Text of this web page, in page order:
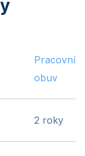
Pracovní
obuv
2 roky